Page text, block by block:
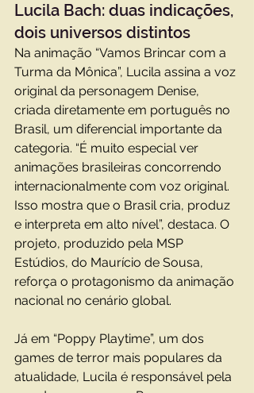
Lucila Bach: duas indicações,
dois universos distintos
Na animação “Vamos Brincar com a
Turma da Mônica”, Lucila assina a voz
original da personagem Denise,
criada diretamente em português no
Brasil, um diferencial importante da
categoria. “É muito especial ver
animações brasileiras concorrendo
internacionalmente com voz original.
Isso mostra que o Brasil cria, produz
e interpreta em alto nível”, destaca. O
projeto, produzido pela MSP
Estúdios, do Maurício de Sousa,
reforça o protagonismo da animação
nacional no cenário global.
Já em “Poppy Playtime”, um dos
games de terror mais populares da
atualidade, Lucila é responsável pela